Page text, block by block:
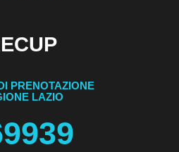
PRENOTAZIONE
LAZIO